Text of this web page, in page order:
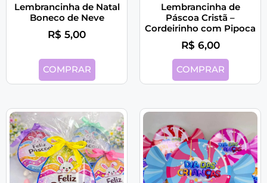
Lembrancinha de Natal
Boneco de Neve
R$ 5,00
COMPRAR
Lembrancinha de
Páscoa Cristã –
Cordeirinho com Pipoca
R$ 6,00
COMPRAR